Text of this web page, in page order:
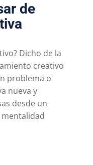
de
Dicho de la
creativo
problema o
nueva y
desde un